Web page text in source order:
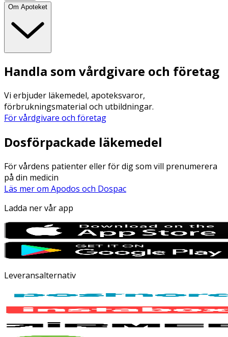
Om Apoteket
Handla som vårdgivare och företag
Vi erbjuder läkemedel, apoteksvaror,
förbrukningsmaterial och utbildningar.
För vårdgivare och företag
Dosförpackade läkemedel
För vårdens patienter eller för dig som vill prenumerera
på din medicin
Läs mer om Apodos och Dospac
Ladda ner vår app
Leveransalternativ